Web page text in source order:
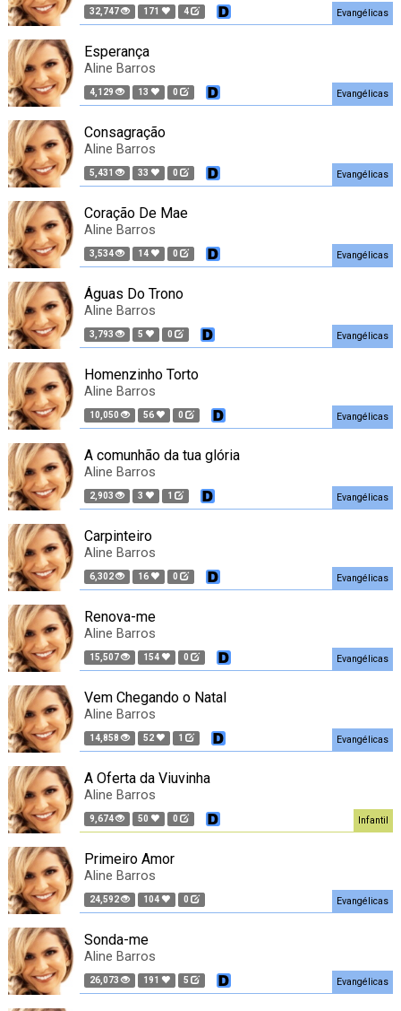
32,747 171 4 Evangélicas
Esperança
Aline Barros
4,129 13 0 Evangélicas
Consagração
Aline Barros
5,431 33 0 Evangélicas
Coração De Mae
Aline Barros
3,534 14 0 Evangélicas
Águas Do Trono
Aline Barros
3,793 5 0 Evangélicas
Homenzinho Torto
Aline Barros
10,050 56 0 Evangélicas
A comunhão da tua glória
Aline Barros
2,903 3 1 Evangélicas
Carpinteiro
Aline Barros
6,302 16 0 Evangélicas
Renova-me
Aline Barros
15,507 154 0 Evangélicas
Vem Chegando o Natal
Aline Barros
14,858 52 1 Evangélicas
A Oferta da Viuvinha
Aline Barros
9,674 50 0 Infantil
Primeiro Amor
Aline Barros
24,592 104 0 Evangélicas
Sonda-me
Aline Barros
26,073 191 5 Evangélicas